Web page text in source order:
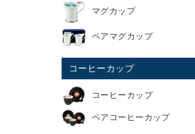
マグカップ
ペアマグカップ
コーヒーカップ
コーヒーカップ
ペアコーヒーカップ